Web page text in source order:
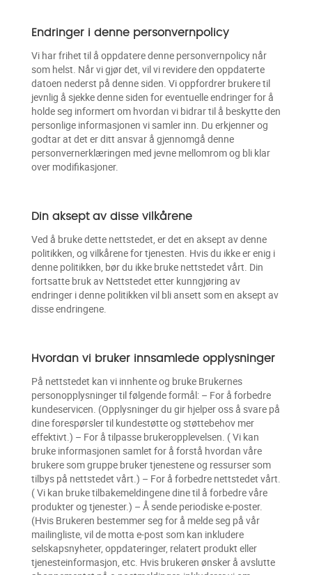
Endringer i denne personvernpolicy
Vi har frihet til å oppdatere denne personvernpolicy når
som helst. Når vi gjør det, vil vi revidere den oppdaterte
datoen nederst på denne siden. Vi oppfordrer brukere til
jevnlig å sjekke denne siden for eventuelle endringer for å
holde seg informert om hvordan vi bidrar til å beskytte den
personlige informasjonen vi samler inn. Du erkjenner og
godtar at det er ditt ansvar å gjennomgå denne
personvernerklæringen med jevne mellomrom og bli klar
over modifikasjoner.
Din aksept av disse vilkårene
Ved å bruke dette nettstedet, er det en aksept av denne
politikken, og vilkårene for tjenesten. Hvis du ikke er enig i
denne politikken, bør du ikke bruke nettstedet vårt. Din
fortsatte bruk av Nettstedet etter kunngjøring av
endringer i denne politikken vil bli ansett som en aksept av
disse endringene.
Hvordan vi bruker innsamlede opplysninger
På nettstedet kan vi innhente og bruke Brukernes
personopplysninger til følgende formål: – For å forbedre
kundeservicen. (Opplysninger du gir hjelper oss å svare på
dine forespørsler til kundestøtte og støttebehov mer
effektivt.) – For å tilpasse brukeropplevelsen. ( Vi kan
bruke informasjonen samlet for å forstå hvordan våre
brukere som gruppe bruker tjenestene og ressurser som
tilbys på nettstedet vårt.) – For å forbedre nettstedet vårt.
( Vi kan bruke tilbakemeldingene dine til å forbedre våre
produkter og tjenester.) – Å sende periodiske e-poster.
(Hvis Brukeren bestemmer seg for å melde seg på vår
mailingliste, vil de motta e-post som kan inkludere
selskapsnyheter, oppdateringer, relatert produkt eller
tjenesteinformasjon, etc. Hvis brukeren ønsker å avslutte